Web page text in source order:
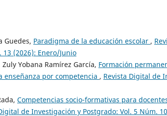
Guedes, Paradigma de la educación escolar ,
13 (2026): Enero/Junio
Yobana Ramírez García, Formación
enseñanza por competencia , Revista Digital de
Competencias socio-formativas para
de Investigación y Postgrado: Vol. 5 Núm.